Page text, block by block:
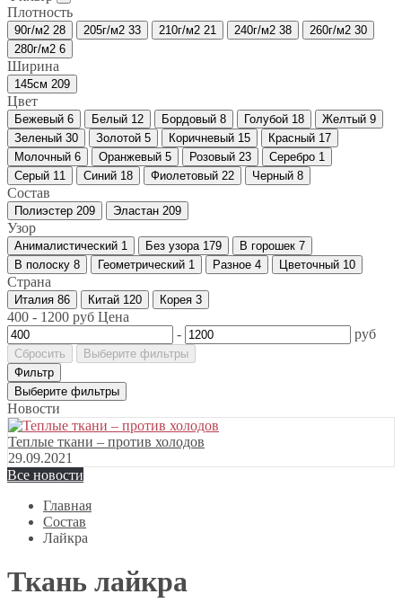
Плотность
90г/м2 28 205г/м2 33 210г/м2 21 240г/м2 38 260г/м2 30
280г/м2 6
Ширина
145см 209
Цвет
Бежевый 6 Белый 12 Бордовый 8 Голубой 18 Желтый 9
Зеленый 30 Золотой 5 Коричневый 15 Красный 17
Молочный 6 Оранжевый 5 Розовый 23 Серебро 1
Серый 11 Синий 18 Фиолетовый 22 Черный 8
Состав
Полиэстер 209 Эластан 209
Узор
Анималистический 1 Без узора 179 В горошек 7
В полоску 8 Геометрический 1 Разное 4 Цветочный 10
Страна
Италия 86 Китай 120 Корея 3
400 - 1200 руб Цена
-
руб
Сбросить
Выберите фильтры
Фильтр
Выберите фильтры
Новости
Теплые ткани – против холодов
29.09.2021
Все новости
Главная
Состав
Лайкра
Ткань лайкра